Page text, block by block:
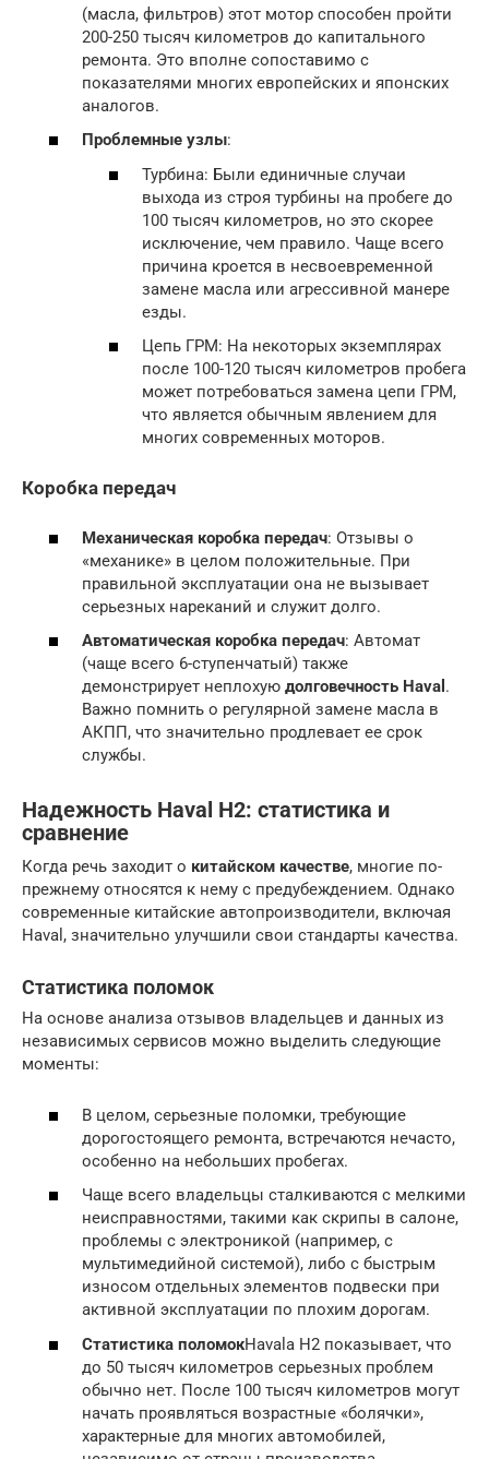
(масла, фильтров) этот мотор способен пройти
200-250 тысяч километров до капитального
ремонта. Это вполне сопоставимо с
показателями многих европейских и японских
аналогов.
Проблемные узлы:
Турбина: Были единичные случаи
выхода из строя турбины на пробеге до
100 тысяч километров, но это скорее
исключение, чем правило. Чаще всего
причина кроется в несвоевременной
замене масла или агрессивной манере
езды.
Цепь ГРМ: На некоторых экземплярах
после 100-120 тысяч километров пробега
может потребоваться замена цепи ГРМ,
что является обычным явлением для
многих современных моторов.
Коробка передач
Механическая коробка передач: Отзывы о
«механике» в целом положительные. При
правильной эксплуатации она не вызывает
серьезных нареканий и служит долго.
Автоматическая коробка передач: Автомат
(чаще всего 6-ступенчатый) также
демонстрирует неплохую долговечность Haval .
Важно помнить о регулярной замене масла в
АКПП, что значительно продлевает ее срок
службы.
Надежность Haval H2: статистика и
сравнение
Когда речь заходит о китайском качестве, многие по-
прежнему относятся к нему с предубеждением. Однако
современные китайские автопроизводители, включая
Haval, значительно улучшили свои стандарты качества.
Статистика поломок
На основе анализа отзывов владельцев и данных из
независимых сервисов можно выделить следующие
моменты:
В целом, серьезные поломки, требующие
дорогостоящего ремонта, встречаются нечасто,
особенно на небольших пробегах.
Чаще всего владельцы сталкиваются с мелкими
неисправностями, такими как скрипы в салоне,
проблемы с электроникой (например, с
мультимедийной системой), либо с быстрым
износом отдельных элементов подвески при
активной эксплуатации по плохим дорогам.
Статистика поломокHavala H2 показывает, что
до 50 тысяч километров серьезных проблем
обычно нет. После 100 тысяч километров могут
начать проявляться возрастные «болячки»,
характерные для многих автомобилей,